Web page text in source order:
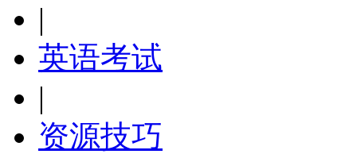
|
英语考试
|
资源技巧